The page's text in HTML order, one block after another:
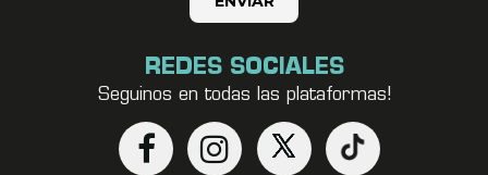
REDES SOCIALES
Seguinos en todas las plataformas!